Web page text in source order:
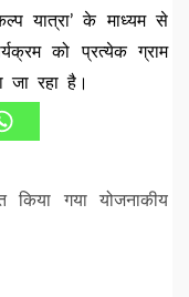
यात्रा’ के माध्यम से
को प्रत्येक ग्राम
जा रहा है।
किया गया योजनाकीय